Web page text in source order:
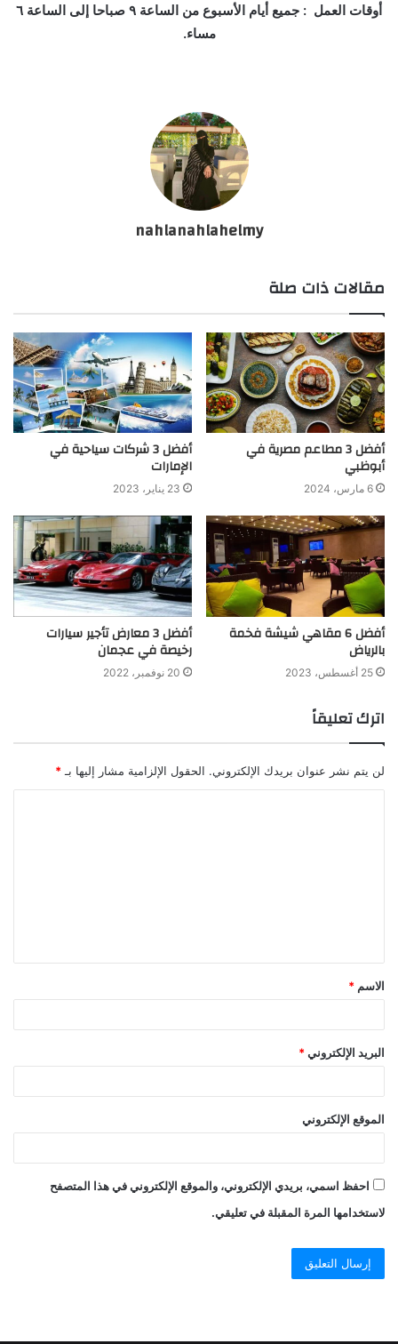
أوقات العمل : جميع أيام الأسبوع من الساعة ٩ صباحا إلى الساعة ٦
مساء.
nahlanahlahelmy
مقالات ذات صلة
أفضل 3 مطاعم مصرية في
أبوظبي
6 مارس، 2024
أفضل 3 شركات سياحية في
الإمارات
23 يناير، 2023
أفضل 6 مقاهي شيشة فخمة
بالرياض
25 أغسطس، 2023
أفضل 3 معارض تأجير سيارات
رخيصة في عجمان
20 نوفمبر، 2022
اترك تعليقاً
لن يتم نشر عنوان بريدك الإلكتروني. الحقول الإلزامية مشار إليها بـ *
الاسم *
البريد الإلكتروني *
الموقع الإلكتروني
احفظ اسمي، بريدي الإلكتروني، والموقع الإلكتروني في هذا المتصفح
لاستخدامها المرة المقبلة في تعليقي.